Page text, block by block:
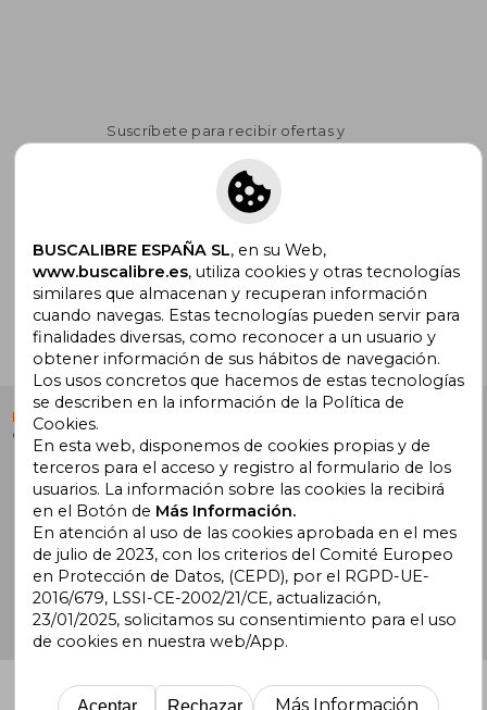
Suscríbete para recibir ofertas y
¿Necesitas ayuda?
Ir a Centro de Soporte
Buscalibre España
Cornellà de Llobregat, Barcelona. Derechos Reservados.
Buscalibre Argentina|Buscalibre Chile|Buscalibre
Colombia|Buscalibre Ecuador|Buscalibre España |
Buscalibre Uruguay|Buscalibre México|Buscalibre
Perú|Buscalibre Estados Unidos|Buscalibre Otros
Países | Bookdelivery Reino Unido
BUSCALIBRE ESPAÑA SL, en su Web,
www.buscalibre.es, utiliza cookies y otras tecnologías
similares que almacenan y recuperan información
cuando navegas. Estas tecnologías pueden servir para
finalidades diversas, como reconocer a un usuario y
obtener información de sus hábitos de navegación.
Los usos concretos que hacemos de estas tecnologías
se describen en la información de la Política de
Cookies.
En esta web, disponemos de cookies propias y de
terceros para el acceso y registro al formulario de los
usuarios. La información sobre las cookies la recibirá
en el Botón de Más Información.
En atención al uso de las cookies aprobada en el mes
de julio de 2023, con los criterios del Comité Europeo
en Protección de Datos, (CEPD), por el RGPD-UE-
2016/679, LSSI-CE-2002/21/CE, actualización,
23/01/2025, solicitamos su consentimiento para el uso
de cookies en nuestra web/App.
Más Información